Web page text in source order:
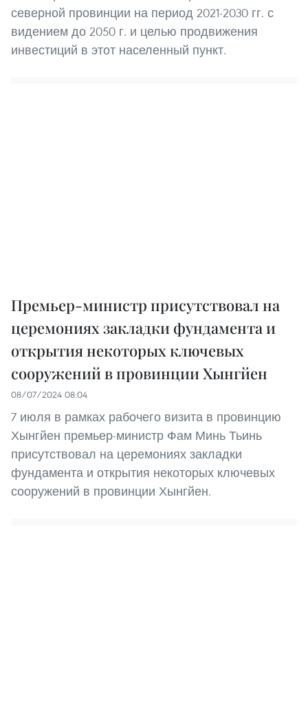
северной провинции на период 2021-2030 гг. с
видением до 2050 г. и целью продвижения
инвестиций в этот населенный пункт.
Премьер-министр присутствовал на
церемониях закладки фундамента и
открытия некоторых ключевых
сооружений в провинции Хынгйен
08/07/2024 08:04
7 июля в рамках рабочего визита в провинцию
Хынгйен премьер-министр Фам Минь Тьинь
присутствовал на церемониях закладки
фундамента и открытия некоторых ключевых
сооружений в провинции Хынгйен.